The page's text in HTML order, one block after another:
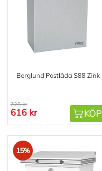
Berglund Postlåda S88 Zink
725 kr
616 kr KÖP
15%